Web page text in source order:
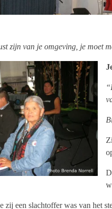
zijn van je omgeving, je moet
zij een slachtoffer was van het